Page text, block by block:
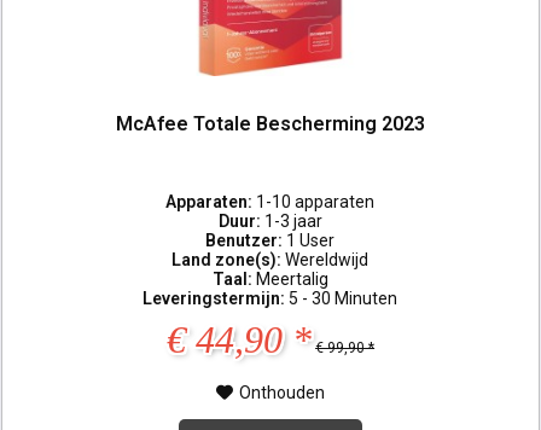
McAfee Totale Bescherming 2023
Apparaten: 1-10 apparaten
Duur: 1-3 jaar
Benutzer: 1 User
Land zone(s):Wereldwijd
Taal: Meertalig
Leveringstermijn: 5 - 30 Minuten
€ 44,90 * € 99,90 *
Onthouden